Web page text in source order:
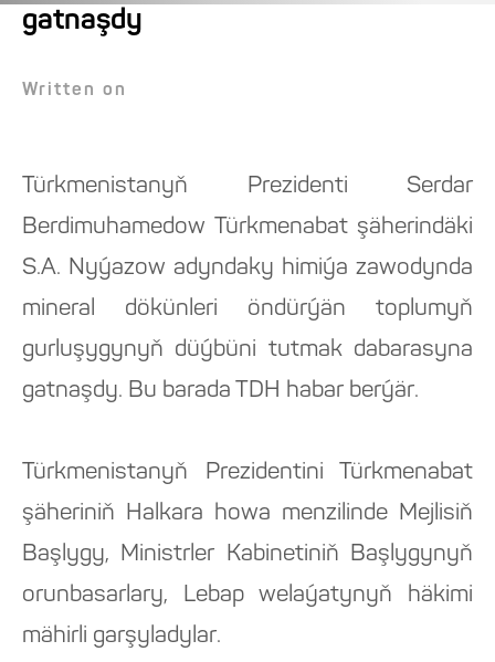
gatnaşdy
Written on
Türkmenistanyň Prezidenti Serdar
Berdimuhamedow Türkmenabat şäherindäki
S.A. Nyýazow adyndaky himiýa zawodynda
mineral dökünleri öndürýän toplumyň
gurluşygynyň düýbüni tutmak dabarasyna
gatnaşdy. Bu barada TDH habar berýär.
Türkmenistanyň Prezidentini Türkmenabat
şäheriniň Halkara howa menzilinde Mejlisiň
Başlygy, Ministrler Kabinetiniň Başlygynyň
orunbasarlary, Lebap welaýatynyň häkimi
mähirli garşyladylar.